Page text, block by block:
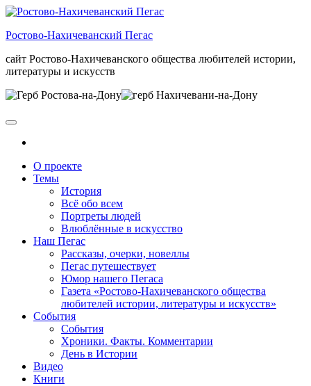
Skip
the
Ростово-Нахичеванский Пегас
сайт Ростово-Нахичеванского общества любителей истории,
литературы и искусств
О проекте
Темы
История
Всё обо всем
Портреты людей
Влюблённые в искусство
Наш Пегас
Рассказы, очерки, новеллы
Пегас путешествует
Юмор нашего Пегаса
Газета «Ростово-Нахичеванского общества
любителей истории, литературы и искусств»
События
События
Хроники. Факты. Комментарии
День в Истории
Видео
Книги